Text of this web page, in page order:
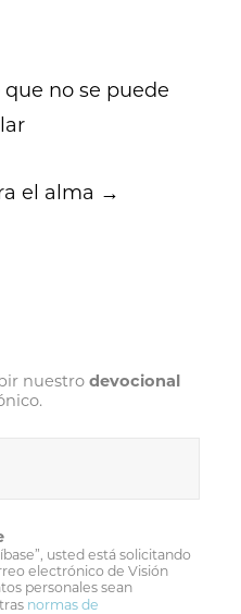
no se puede
el alma →
nuestrodevocional
usted está solicitando
electrónico de Visión
personales sean
normas de